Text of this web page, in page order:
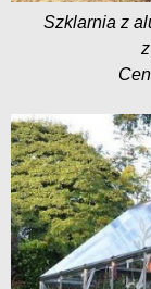
Szklarnia z